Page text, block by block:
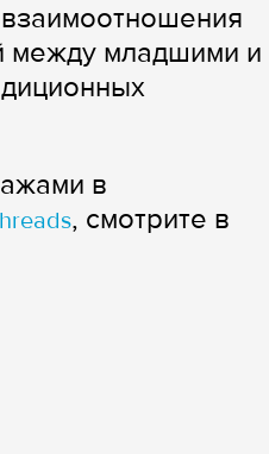
между младшими и
в
, смотрите в